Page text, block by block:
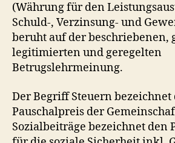
(Währung für den
Schuld-, Verzinsung- und
beruht auf der beschriebenen,
legitimierten und geregelten
Betrugslehrmeinung.
Der Begriff Steuern bezeichnet
Pauschalpreis der
Sozialbeiträge bezeichnet den